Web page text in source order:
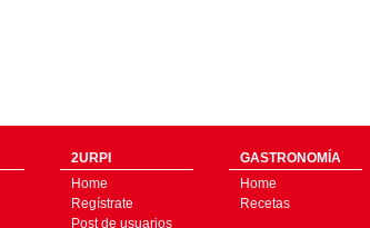
2URPI
Home
Regístrate
Post de usuarios
GASTRONOMÍA
Home
Recetas